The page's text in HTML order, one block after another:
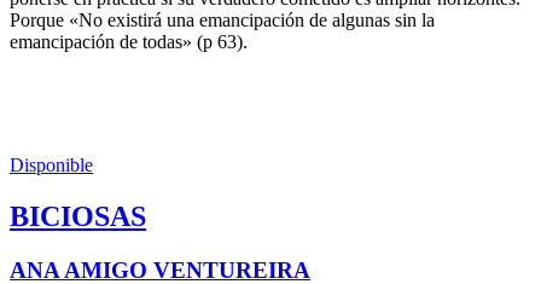
Porque «No existirá una emancipación de algunas sin la
emancipación de todas» (p 63).
Disponible
BICIOSAS
ANA AMIGO VENTUREIRA